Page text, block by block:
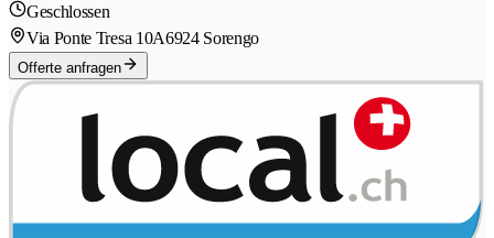
Geschlossen
Via Ponte Tresa 10A6924 Sorengo
Offerte anfragen